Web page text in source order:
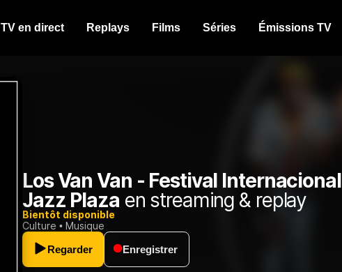
TV en direct Replays Films Séries Émissions TV
Los Van Van - Festival Internacional
Jazz Plaza en streaming & replay
Bientôt disponible
Culture
Musique
Regarder
Enregistrer